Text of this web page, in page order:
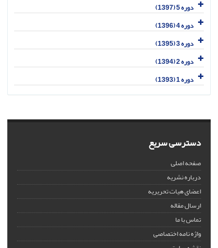
دوره 5 (1397)
دوره 4 (1396)
دوره 3 (1395)
دوره 2 (1394)
دوره 1 (1393)
دسترسی سریع
صفحه اصلی
درباره نشریه
اعضای هیات تحریریه
ارسال مقاله
تماس با ما
واژه نامه اختصاصی